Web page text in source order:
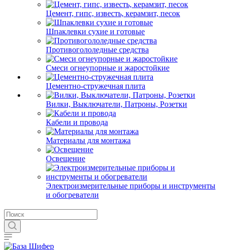
Цемент, гипс, известь, керамзит, песок
Шпаклевки сухие и готовые
Противогололедные средства
Смеси огнеупорные и жаростойкие
Цементно-стружечная плита
Вилки, Выключатели, Патроны, Розетки
Кабели и провода
Материалы для монтажа
Освещение
Электроизмерительные приборы и инструменты
и обогреватели